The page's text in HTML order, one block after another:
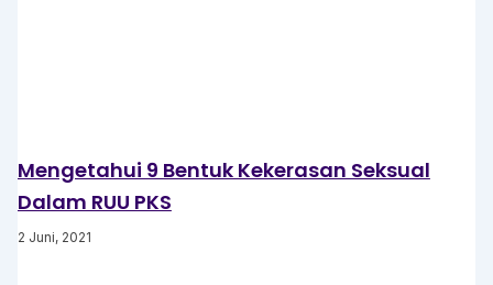
Mengetahui 9 Bentuk Kekerasan Seksual
Dalam RUU PKS
2 Juni, 2021